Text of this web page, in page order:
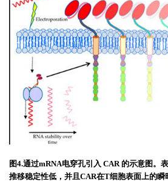
图4.通过mRNA电穿孔引入 CAR 的示意图。
推移稳定性低，并且CAR在T细胞表面上的瞬